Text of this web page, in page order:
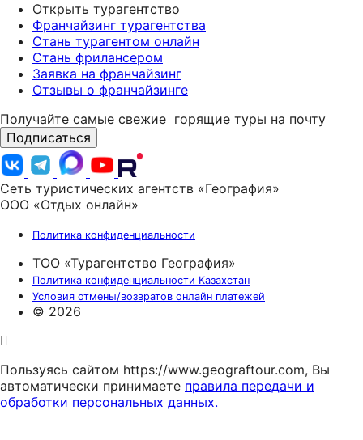
Открыть турагентство
Франчайзинг турагентства
Стань турагентом онлайн
Стань фрилансером
Заявка на франчайзинг
Отзывы о франчайзинге
Получайте самые свежие горящие туры на почту
Подписаться
Сеть туристических агентств «География»
ООО «Отдых онлайн»
Политика конфиденциальности
ТОО «Турагентство География»
Политика конфиденциальности Казахстан
Условия отмены/возвратов онлайн платежей
© 2026
Пользуясь сайтом https://www.geograftour.com, Вы
автоматически принимаете правила передачи и
обработки персональных данных.